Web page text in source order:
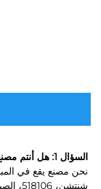
السؤال 1: هل أنتم مصنع أم شركة تجارية
شنتشن، 518106، الصين. نرحب بزيارتكم لمصنعنا